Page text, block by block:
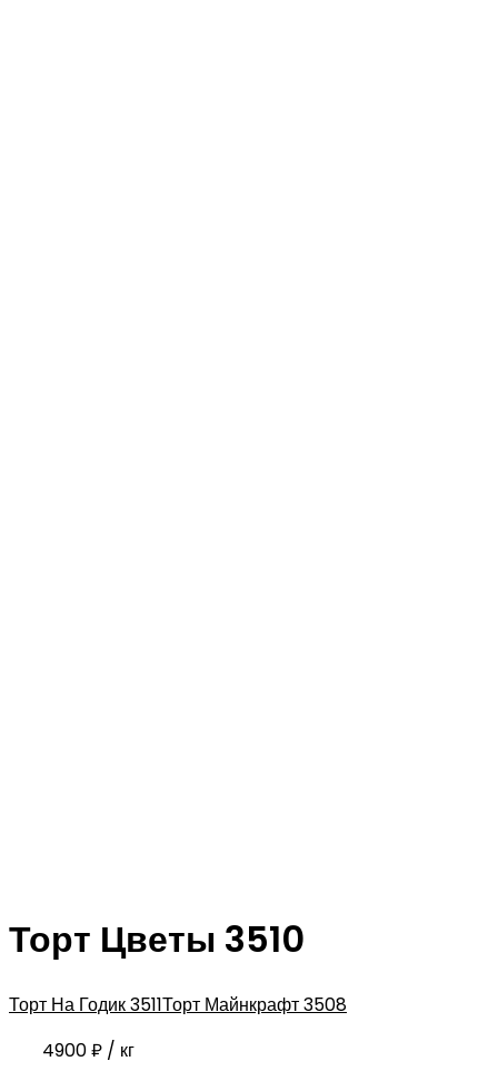
Торт Цветы 3510
Торт На Годик 3511Торт Майнкрафт 3508
4900₽ / кг